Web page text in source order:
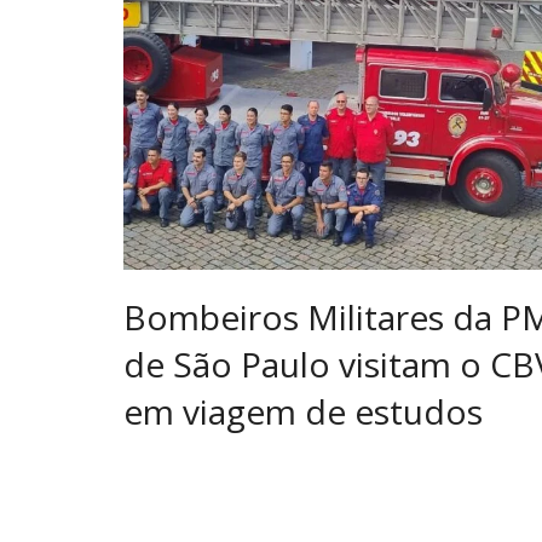
Bombeiros Militares da
de São Paulo visitam o
em viagem de estudos